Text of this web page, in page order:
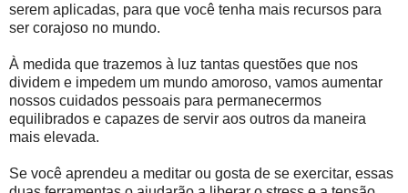
serem aplicadas, para que você tenha mais recursos para
ser corajoso no mundo.
À medida que trazemos à luz tantas questões que nos
dividem e impedem um mundo amoroso, vamos aumentar
nossos cuidados pessoais para permanecermos
equilibrados e capazes de servir aos outros da maneira
mais elevada.
Se você aprendeu a meditar ou gosta de se exercitar, essas